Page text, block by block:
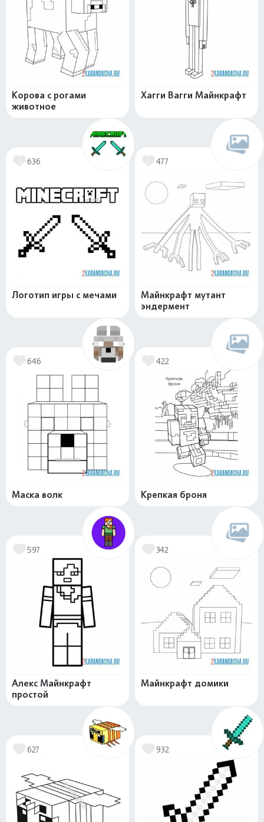
Корова с рогами
животное
Хагги Вагги Майнкрафт
636
Логотип игры с мечами
477
Майнкрафт мутант
эндермент
646
Маска волк
422
Крепкая броня
597
Алекс Майнкрафт
простой
342
Майнкрафт домики
627 932